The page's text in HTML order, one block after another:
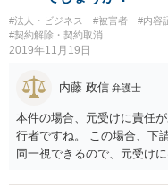
#法人・ビジネス #被害者 #内容
#契約解除・契約取消
2019年11月19日
内藤 政信 弁護士
本件の場合、元受けに責任
行者ですね。 この場合、下
同一視できるので、元受け